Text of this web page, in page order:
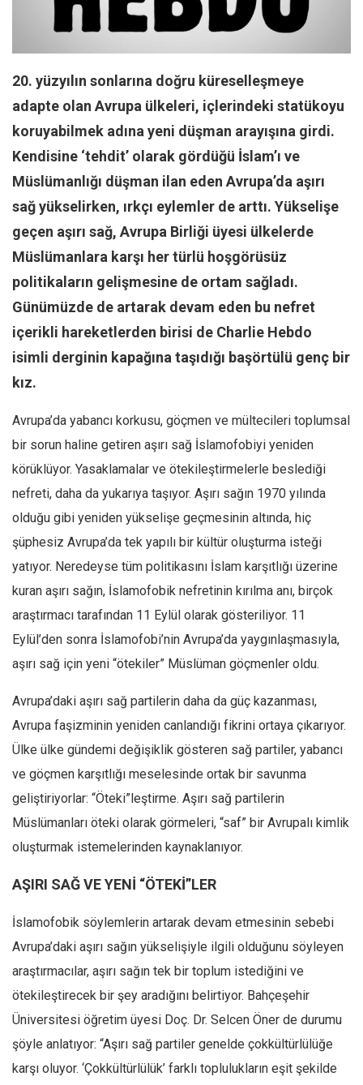
Facebook
Instagram
Editörden
Kemal Özer
Mahmut Toptaş
Yvonne Ridley
Barış Tarımcıoğlu
Ömer Kayani
Yusuf Armağan
Hasanali Yıldırım
Leyla Şerif Emin
Selçuk Türkyılmaz
Abir E. Nahas
Amina S. Jenenkovic
Bağdagül Öz
Esra Elönü
» Yazar arşivi
Bu Sayı
Kategoriler
Kültür Sanat
Kitap
Karisi kitap sualleri
7 soruda bu hafta
Ekonomi
Spor
Manzara
Sağlık
Gıda-Beslenme
Hayat
Avrupa
Asya
Afrika
İslam Dünyası
20. yüzyılın sonlarına doğru küreselleşmeye
adapte olan Avrupa ülkeleri, içlerindeki statükoyu
koruyabilmek adına yeni düşman arayışına girdi.
Kendisine ‘tehdit’ olarak gördüğü İslam’ı ve
Müslümanlığı düşman ilan eden Avrupa’da aşırı
sağ yükselirken, ırkçı eylemler de arttı. Yükselişe
geçen aşırı sağ, Avrupa Birliği üyesi ülkelerde
Müslümanlara karşı her türlü hoşgörüsüz
politikaların gelişmesine de ortam sağladı.
Günümüzde de artarak devam eden bu nefret
içerikli hareketlerden birisi de Charlie Hebdo
isimli derginin kapağına taşıdığı başörtülü genç bir
kız.
Avrupa’da yabancı korkusu, göçmen ve mültecileri toplumsal
bir sorun haline getiren aşırı sağ İslamofobiyi yeniden
körüklüyor. Yasaklamalar ve ötekileştirmelerle beslediği
nefreti, daha da yukarıya taşıyor. Aşırı sağın 1970 yılında
olduğu gibi yeniden yükselişe geçmesinin altında, hiç
şüphesiz Avrupa’da tek yapılı bir kültür oluşturma isteği
yatıyor. Neredeyse tüm politikasını İslam karşıtlığı üzerine
kuran aşırı sağın, İslamofobik nefretinin kırılma anı, birçok
araştırmacı tarafından 11 Eylül olarak gösteriliyor. 11
Eylül’den sonra İslamofobi’nin Avrupa’da yaygınlaşmasıyla,
aşırı sağ için yeni “ötekiler” Müslüman göçmenler oldu.
Avrupa’daki aşırı sağ partilerin daha da güç kazanması,
Avrupa faşizminin yeniden canlandığı fikrini ortaya çıkarıyor.
Ülke ülke gündemi değişiklik gösteren sağ partiler, yabancı
ve göçmen karşıtlığı meselesinde ortak bir savunma
geliştiriyorlar: “Öteki”leştirme. Aşırı sağ partilerin
Müslümanları öteki olarak görmeleri, “saf” bir Avrupalı kimlik
oluşturmak istemelerinden kaynaklanıyor.
AŞIRI SAĞ VE YENİ “ÖTEKİ”LER
İslamofobik söylemlerin artarak devam etmesinin sebebi
Avrupa’daki aşırı sağın yükselişiyle ilgili olduğunu söyleyen
araştırmacılar, aşırı sağın tek bir toplum istediğini ve
ötekileştirecek bir şey aradığını belirtiyor. Bahçeşehir
Üniversitesi öğretim üyesi Doç. Dr. Selcen Öner de durumu
şöyle anlatıyor: “Aşırı sağ partiler genelde çokkültürlülüğe
karşı oluyor. ‘Çokkültürlülük’ farklı toplulukların eşit şekilde